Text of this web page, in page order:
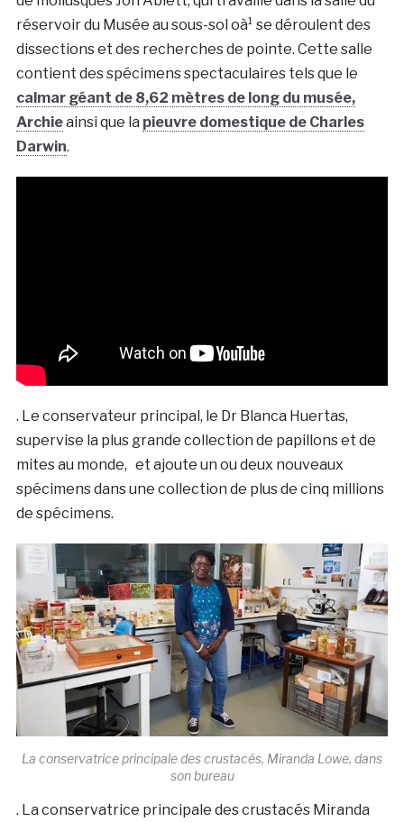
réservoir du Musée au sous-sol oà¹ se déroulent des
dissections et des recherches de pointe. Cette salle
contient des spécimens spectaculaires tels que le
calmar géant de 8,62 mètres de long du musée,
Archieainsi que la pieuvre domestique de Charles
Darwin.
. Le conservateur principal, le Dr Blanca Huertas,
supervise la plus grande collection de papillons et de
mites au monde, et ajoute un ou deux nouveaux
spécimens dans une collection de plus de cinq millions
de spécimens.
La conservatrice principale des crustacés, Miranda Lowe, dans
son bureau
. La conservatrice principale des crustacés Miranda